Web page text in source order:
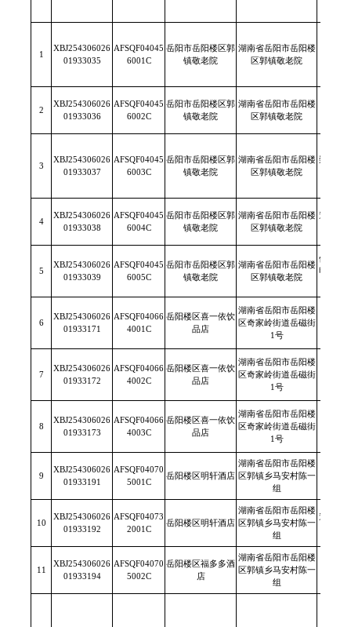
1
XBJ254306026
01933035
AFSQF04045
6001C
岳阳市岳阳楼区郭
镇敬老院
湖南省岳阳市岳阳楼
区郭镇敬老院
2
XBJ254306026
01933036
AFSQF04045
6002C
岳阳市岳阳楼区郭
镇敬老院
湖南省岳阳市岳阳楼
区郭镇敬老院
3
XBJ254306026
01933037
AFSQF04045
6003C
岳阳市岳阳楼区郭
镇敬老院
湖南省岳阳市岳阳楼
区郭镇敬老院
崇阳永
4
XBJ254306026
01933038
AFSQF04045
6004C
岳阳市岳阳楼区郭
镇敬老院
湖南省岳阳市岳阳楼
区郭镇敬老院
道道全
5
XBJ254306026
01933039
AFSQF04045
6005C
岳阳市岳阳楼区郭
镇敬老院
湖南省岳阳市岳阳楼
区郭镇敬老院
佛山市
明）调
6
XBJ254306026
01933171
AFSQF04066
4001C
岳阳楼区喜一依饮
品店
湖南省岳阳市岳阳楼
区奇家岭街道岳磁街
1号
7
XBJ254306026
01933172
AFSQF04066
4002C
岳阳楼区喜一依饮
品店
湖南省岳阳市岳阳楼
区奇家岭街道岳磁街
1号
8
XBJ254306026
01933173
AFSQF04066
4003C
岳阳楼区喜一依饮
品店
湖南省岳阳市岳阳楼
区奇家岭街道岳磁街
1号
9
XBJ254306026
01933191
AFSQF04070
5001C
岳阳楼区明轩酒店
湖南省岳阳市岳阳楼
区郭镇乡马安村陈一
组
10
XBJ254306026
01933192
AFSQF04073
2001C
岳阳楼区明轩酒店
湖南省岳阳市岳阳楼
区郭镇乡马安村陈一
组
道道全
11
XBJ254306026
01933194
AFSQF04070
5002C
岳阳楼区福多多酒
店
湖南省岳阳市岳阳楼
区郭镇乡马安村陈一
组